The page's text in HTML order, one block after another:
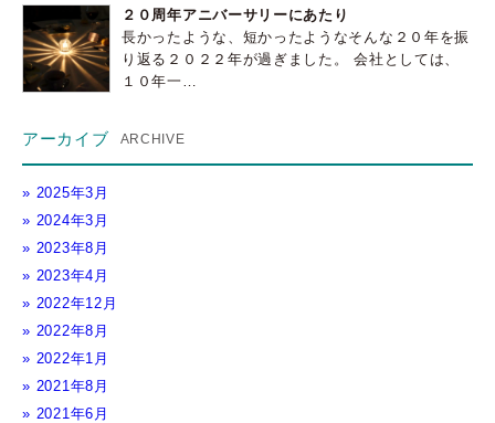
２０周年アニバーサリーにあたり
長かったような、短かったようなそんな２０年を振
り返る２０２２年が過ぎました。 会社としては、
１０年一…
アーカイブ
2025年3月
2024年3月
2023年8月
2023年4月
2022年12月
2022年8月
2022年1月
2021年8月
2021年6月